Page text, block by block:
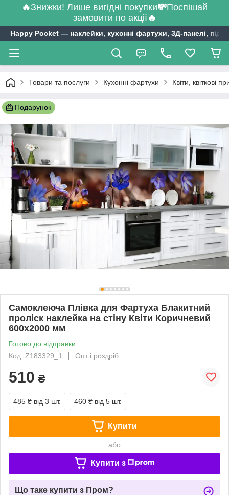
🔥Знижки! Лише вигідні покупки💸Поспішай
замовити по акції🔥
Happy Pocket ― наклейки, кухонні фартухи, 3Д-панелі,
Товари та послуги Кухонні фартухи Квіти, квіткові
Подарунок
Самоклеюча Плівка для Фартуха Блакитний
проліск наклейка на стіну Квіти Коричневий
600х2000 мм
Готово до відправки
Код: Z183329_1
Опт і роздріб
510 ₴
485 ₴ від 3 шт. 460 ₴ від 5 шт.
Купити
або
Купити з
Що таке купити з Пром?